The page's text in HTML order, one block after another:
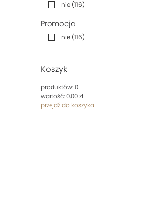
nie (116)
Promocja
nie (116)
Koszyk
produktów:0
wartość:0,00 zł
przejdź do koszyka